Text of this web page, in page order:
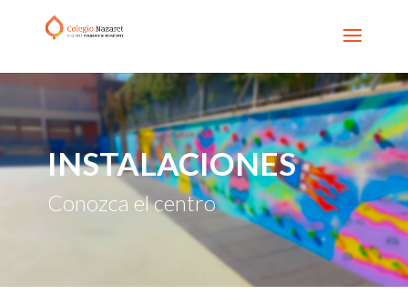
INSTALACIONES
Conozca el centro